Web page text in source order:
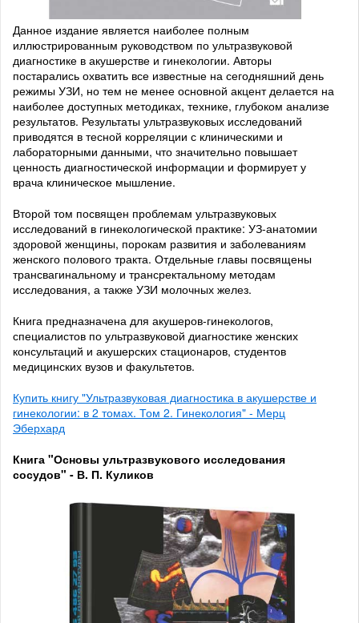
Данное издание является наиболее полным
иллюстрированным руководством по ультразвуковой
диагностике в акушерстве и гинекологии. Авторы
постарались охватить все известные на сегодняшний день
режимы УЗИ, но тем не менее основной акцент делается на
наиболее доступных методиках, технике, глубоком анализе
результатов. Результаты ультразвуковых исследований
приводятся в тесной корреляции с клиническими и
лабораторными данными, что значительно повышает
ценность диагностической информации и формирует у
врача клиническое мышление.
Второй том посвящен проблемам ультразвуковых
исследований в гинекологической практике: УЗ-анатомии
здоровой женщины, порокам развития и заболеваниям
женского полового тракта. Отдельные главы посвящены
трансвагинальному и трансректальному методам
исследования, а также УЗИ молочных желез.
Книга предназначена для акушеров-гинекологов,
специалистов по ультразвуковой диагностике женских
консультаций и акушерских стационаров, студентов
медицинских вузов и факультетов.
Купить книгу "Ультразвуковая диагностика в акушерстве и
гинекологии: в 2 томах. Том 2. Гинекология" - Мерц
Эберхард
Книга "Основы ультразвукового исследования
сосудов" - В. П. Куликов